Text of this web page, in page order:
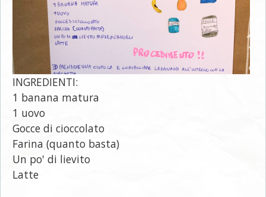
INGREDIENTI:
1 banana matura
1 uovo
Gocce di cioccolato
Farina (quanto basta)
Un po' di lievito
Latte